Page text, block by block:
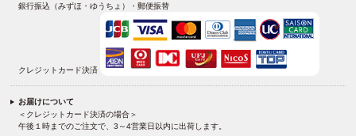
銀行振込（みずほ・ゆうちょ）・郵便振替
クレジットカード決済
お届けについて
＜クレジットカード決済の場合＞
午後１時までのご注文で、3～4営業日以内に出荷します。